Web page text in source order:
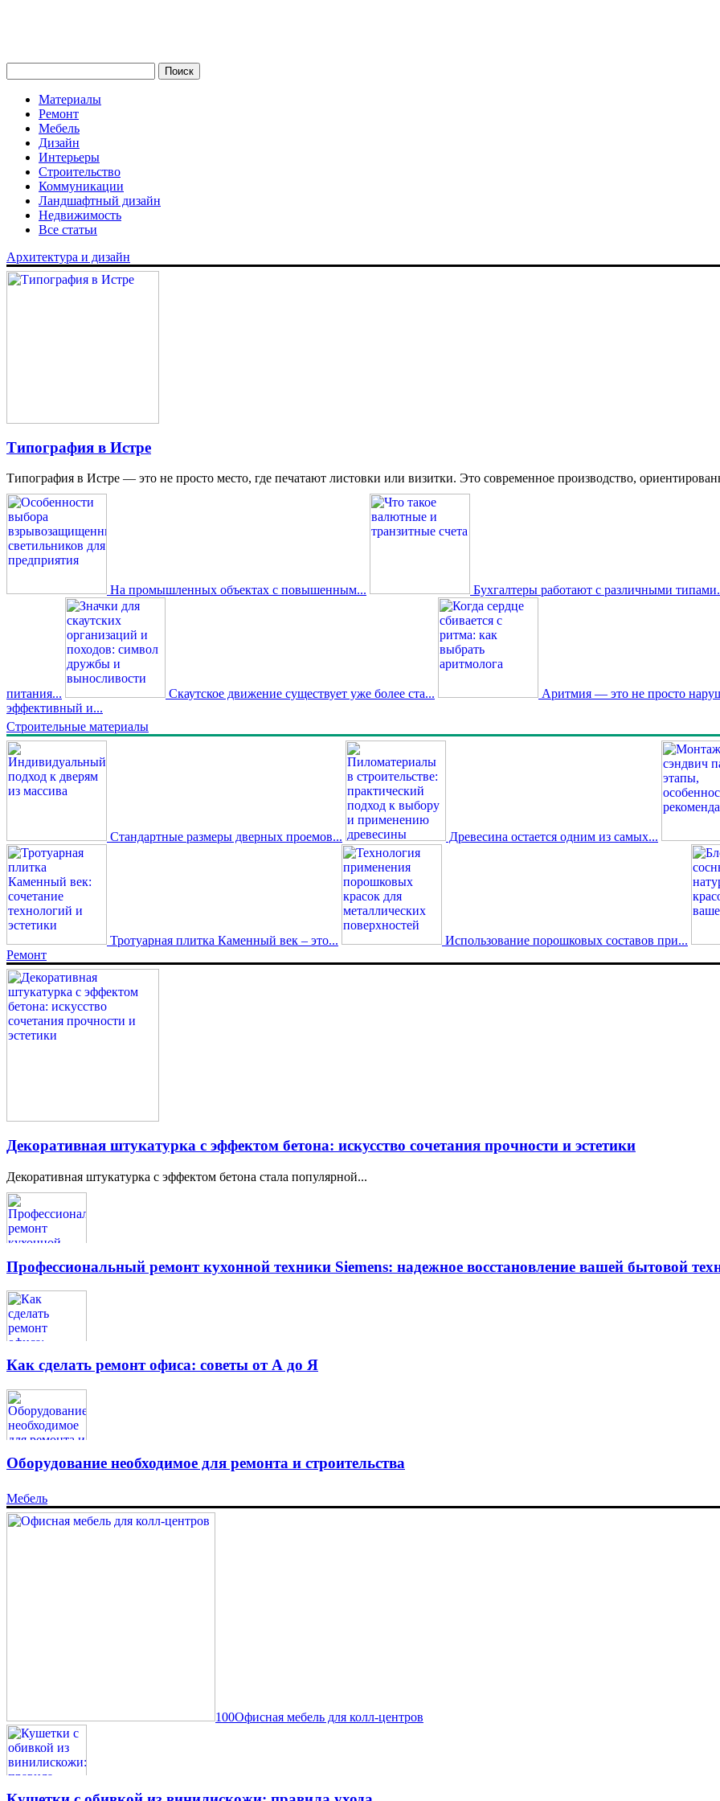
Материалы
Ремонт
Мебель
Дизайн
Интерьеры
Строительство
Коммуникации
Ландшафтный дизайн
Недвижимость
Все статьи
Архитектура и дизайн
Типография в Истре
Типография в Истре — это не просто место, где печатают листовки или визитки. Это современное производство,
На промышленных объектах с повышенным... Бухгалтеры работают с различными
питания... Скаутское движение существует уже более ста...
Аритмия — это не просто
эффективный и...
Строительные материалы
Стандартные размеры дверных проемов... Древесина остается одним из самых...
Тротуарная плитка Каменный век – это...
Использование порошковых составов при...
Ремонт
Декоративная штукатурка с эффектом бетона: искусство сочетания прочности и эстетики
Декоративная штукатурка с эффектом бетона стала популярной...
Профессиональный ремонт кухонной техники Siemens: надежное восстановление вашей бытовой
Как сделать ремонт офиса: советы от А до Я
Оборудование необходимое для ремонта и строительства
Мебель
100Офисная мебель для колл-центров